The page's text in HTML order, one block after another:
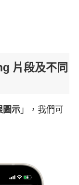
片段及不同
圖示 」，我們可